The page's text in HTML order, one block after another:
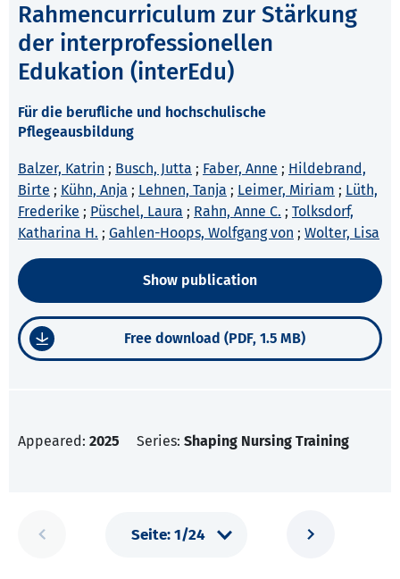
Rahmencurriculum zur Stärkung
der interprofessionellen
Edukation (interEdu)
Für die berufliche und hochschulische
Pflegeausbildung
Balzer, Katrin ; Busch, Jutta ; Faber, Anne ; Hildebrand,
Birte ; Kühn, Anja ; Lehnen, Tanja ; Leimer, Miriam ; Lüth,
Frederike ; Püschel, Laura ; Rahn, Anne C. ; Tolksdorf,
Katharina H. ; Gahlen-Hoops, Wolfgang von ; Wolter, Lisa
Show publication
Free download (PDF, 1.5 MB)
Appeared: 2025 Series: Shaping Nursing Training